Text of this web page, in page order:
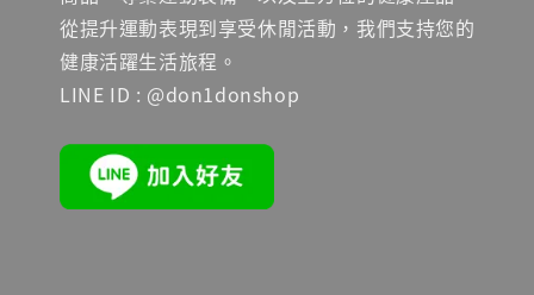
從提升運動表現到享受休閒活動，我們支持您的
健康活躍生活旅程。
LINE ID : @don1donshop